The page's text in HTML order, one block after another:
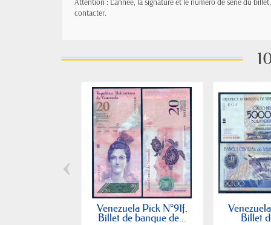
contacter.
Venezuela Pick N°91f,
Billet de banque de... Billet
‹